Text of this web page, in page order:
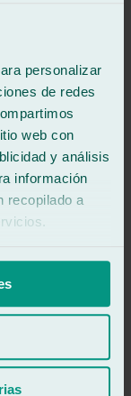
personalizar
de redes
web con
y análisis
información
recopilado a